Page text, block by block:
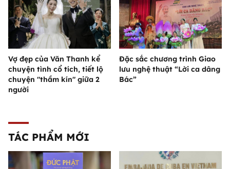
Vợ đẹp của Văn Thanh kể
chuyện tình cổ tích, tiết lộ
chuyện "thầm kín" giữa 2
người
Đặc sắc chương trình Giao
lưu nghệ thuật “Lời ca dâng
Bác”
TÁC PHẨM MỚI